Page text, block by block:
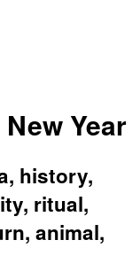
Year
history,
ritual,
animal,